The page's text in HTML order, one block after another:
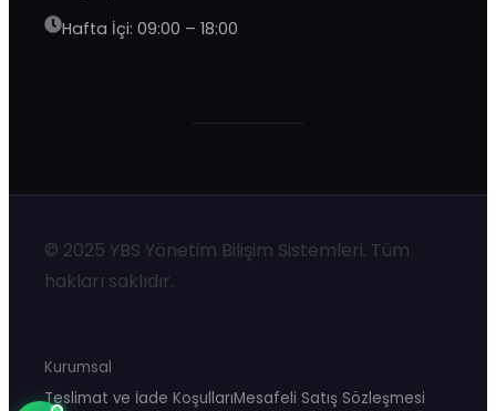
Hafta İçi: 09:00 – 18:00
© 2025 YBS Yönetim Bilişim Sistemleri. Tüm
hakları saklıdır.
Kurumsal
Teslimat ve İade KoşullarıMesafeli Satış Sözleşmesi